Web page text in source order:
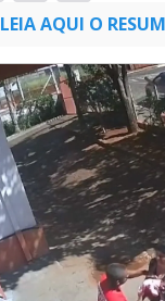
LEIA AQUI O